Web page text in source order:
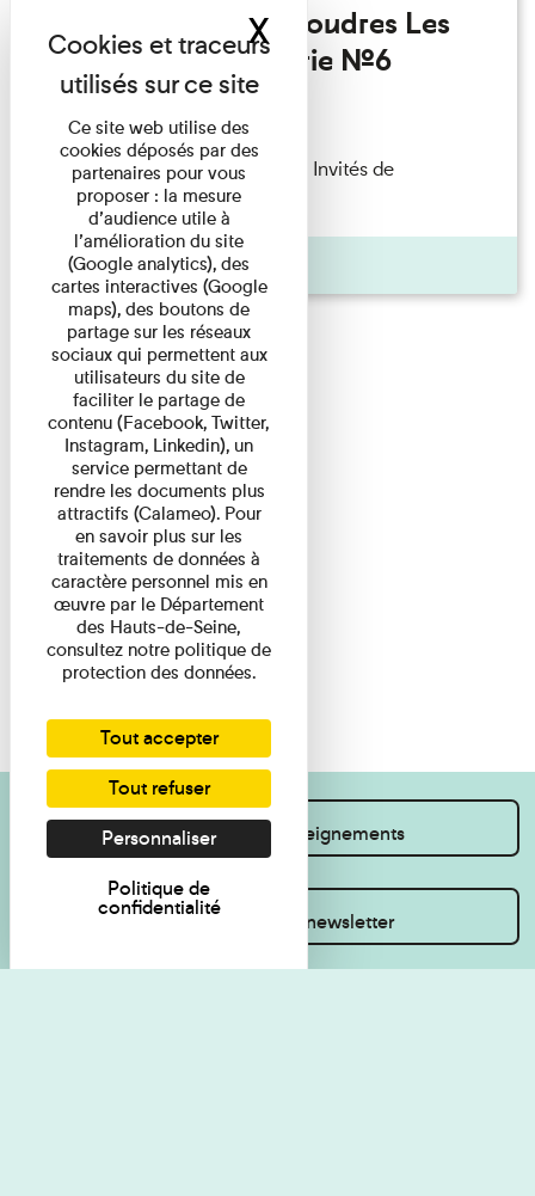
Fanny Taillandier - Foudres Les
Invités de l’Imprimerie n°6
Lecture
Fanny Taillandier – Foudres Les Invités de
l’Imprimerie n°6 Lecture ...
Pages
Je souhaite des renseignements
Inscrivez-vous à la newsletter
Ce site web utilise des
cookies déposés par des
partenaires pour vous
proposer : la mesure
d’audience utile à
l’amélioration du site
(Google analytics), des
cartes interactives (Google
maps), des boutons de
partage sur les réseaux
sociaux qui permettent aux
utilisateurs du site de
faciliter le partage de
contenu (Facebook, Twitter,
Instagram, Linkedin), un
service permettant de
rendre les documents plus
attractifs (Calameo). Pour
en savoir plus sur les
traitements de données à
caractère personnel mis en
œuvre par le Département
des Hauts-de-Seine,
consultez notre politique de
protection des données.
Tout accepter
Tout refuser
Personnaliser
Politique de
confidentialité
XMasquer le